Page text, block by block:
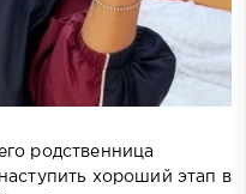
родственница
хороший этап в